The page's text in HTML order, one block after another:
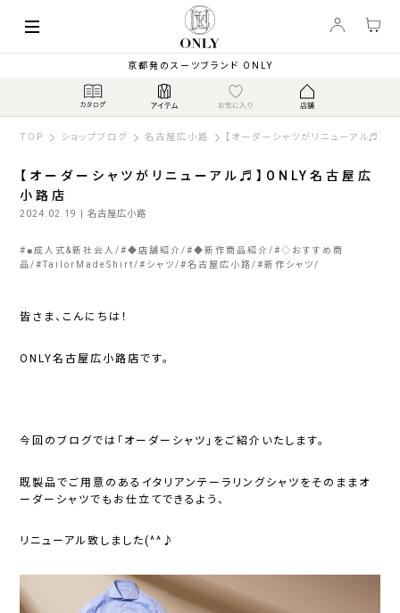
京都発のスーツブランド ONLY
TOP ショップブログ 名古屋広小路 【オーダーシャツがリニューアル♬】
【オーダーシャツがリニューアル♬】ONLY名古屋広
小路店
2024.02.19 | 名古屋広小路
# ■成人式&新社会人 #◆店舗紹介 #◆新作商品紹介 #◇おすすめ商
品 #TailorMadeShirt # シャツ #名古屋広小路 #新作シャツ
皆さま、こんにちは！
ONLY名古屋広小路店です。
今回のブログでは「オーダーシャツ」をご紹介いたします。
既製品でご用意のあるイタリアンテーラリングシャツをそのままオ
ーダーシャツでもお仕立てできるよう、
リニューアル致しました(^^♪